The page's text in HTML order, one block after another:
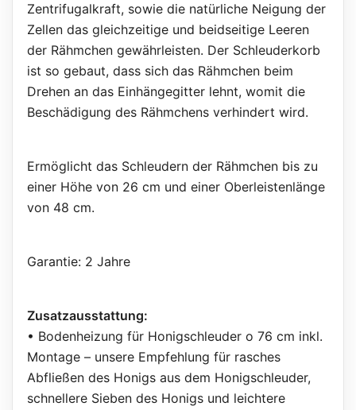
Zentrifugalkraft, sowie die natürliche Neigung der
Zellen das gleichzeitige und beidseitige Leeren
der Rähmchen gewährleisten. Der Schleuderkorb
ist so gebaut, dass sich das Rähmchen beim
Drehen an das Einhängegitter lehnt, womit die
Beschädigung des Rähmchens verhindert wird.
Ermöglicht das Schleudern der Rähmchen bis zu
einer Höhe von 26 cm und einer Oberleistenlänge
von 48 cm.
Garantie: 2 Jahre
Zusatzausstattung:
• Bodenheizung für Honigschleuder o 76 cm inkl.
Montage – unsere Empfehlung für rasches
Abfließen des Honigs aus dem Honigschleuder,
schnellere Sieben des Honigs und leichtere